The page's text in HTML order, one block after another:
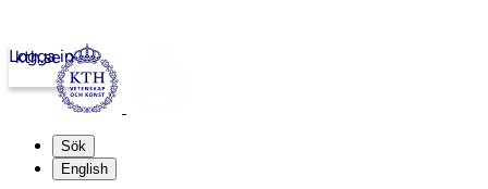
kth.se
Logga in
Sök
English